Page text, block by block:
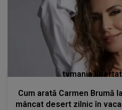
Cum arată Carmen Brumă
mâncat desert zilnic în